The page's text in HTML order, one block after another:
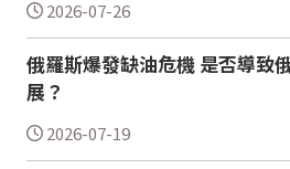
2026-07-26
俄羅斯爆發缺油危機 是否導致
展？
2026-07-19